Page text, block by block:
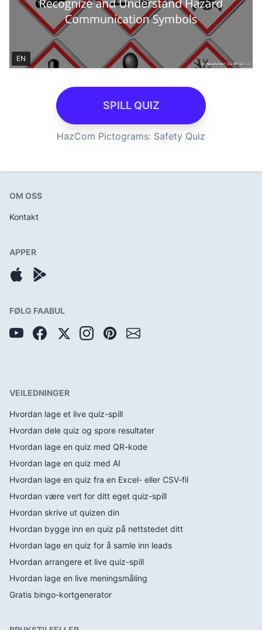
EN
SPILL QUIZ
HazCom Pictograms: Safety Quiz
OM OSS
Kontakt
APPER
FØLG FAABUL
VEILEDNINGER
Hvordan lage et live quiz-spill
Hvordan dele quiz og spore resultater
Hvordan lage en quiz med QR-kode
Hvordan lage en quiz med AI
Hvordan lage en quiz fra en Excel- eller CSV-fil
Hvordan være vert for ditt eget quiz-spill
Hvordan skrive ut quizen din
Hvordan bygge inn en quiz på nettstedet ditt
Hvordan lage en quiz for å samle inn leads
Hvordan arrangere et live quiz-spill
Hvordan lage en live meningsmåling
Gratis bingo-kortgenerator